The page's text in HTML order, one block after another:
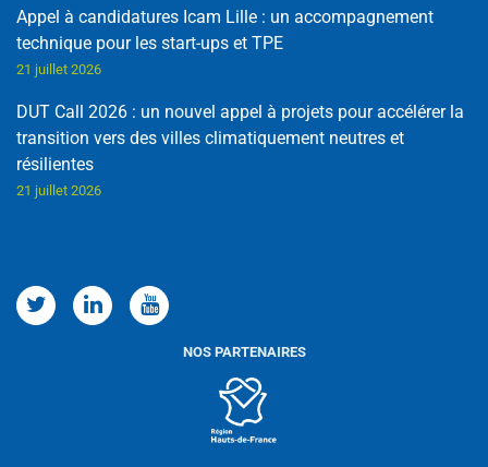
Appel à candidatures Icam Lille : un accompagnement
technique pour les start-ups et TPE
21 juillet 2026
DUT Call 2026 : un nouvel appel à projets pour accélérer la
transition vers des villes climatiquement neutres et
résilientes
21 juillet 2026